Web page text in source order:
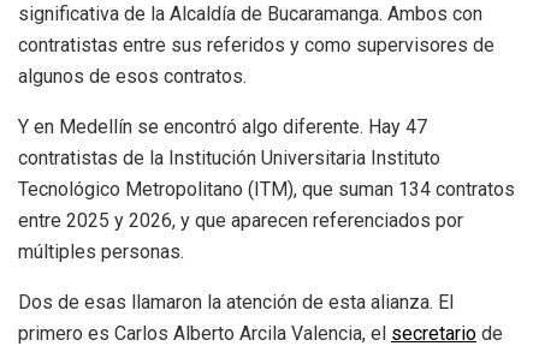
significativa de la Alcaldía de Bucaramanga. Ambos con
contratistas entre sus referidos y como supervisores de
algunos de esos contratos.
Y en Medellín se encontró algo diferente. Hay 47
contratistas de la Institución Universitaria Instituto
Tecnológico Metropolitano (ITM), que suman 134 contratos
entre 2025 y 2026, y que aparecen referenciados por
múltiples personas.
Dos de esas llamaron la atención de esta alianza. El
primero es Carlos Alberto Arcila Valencia, el secretario de